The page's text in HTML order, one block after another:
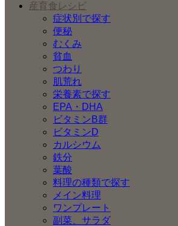
産育食レシピ
症状別で探す
便秘
むくみ
貧血
つわり
肌荒れ
栄養素で探す
EPA・DHA
ビタミンB群
ビタミンD
カルシウム
鉄分
葉酸
料理の種類で探す
メイン料理
ワンプレート
副菜、サラダ